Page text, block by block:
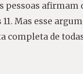
pessoas afirmam
11. Mas esse
completa de